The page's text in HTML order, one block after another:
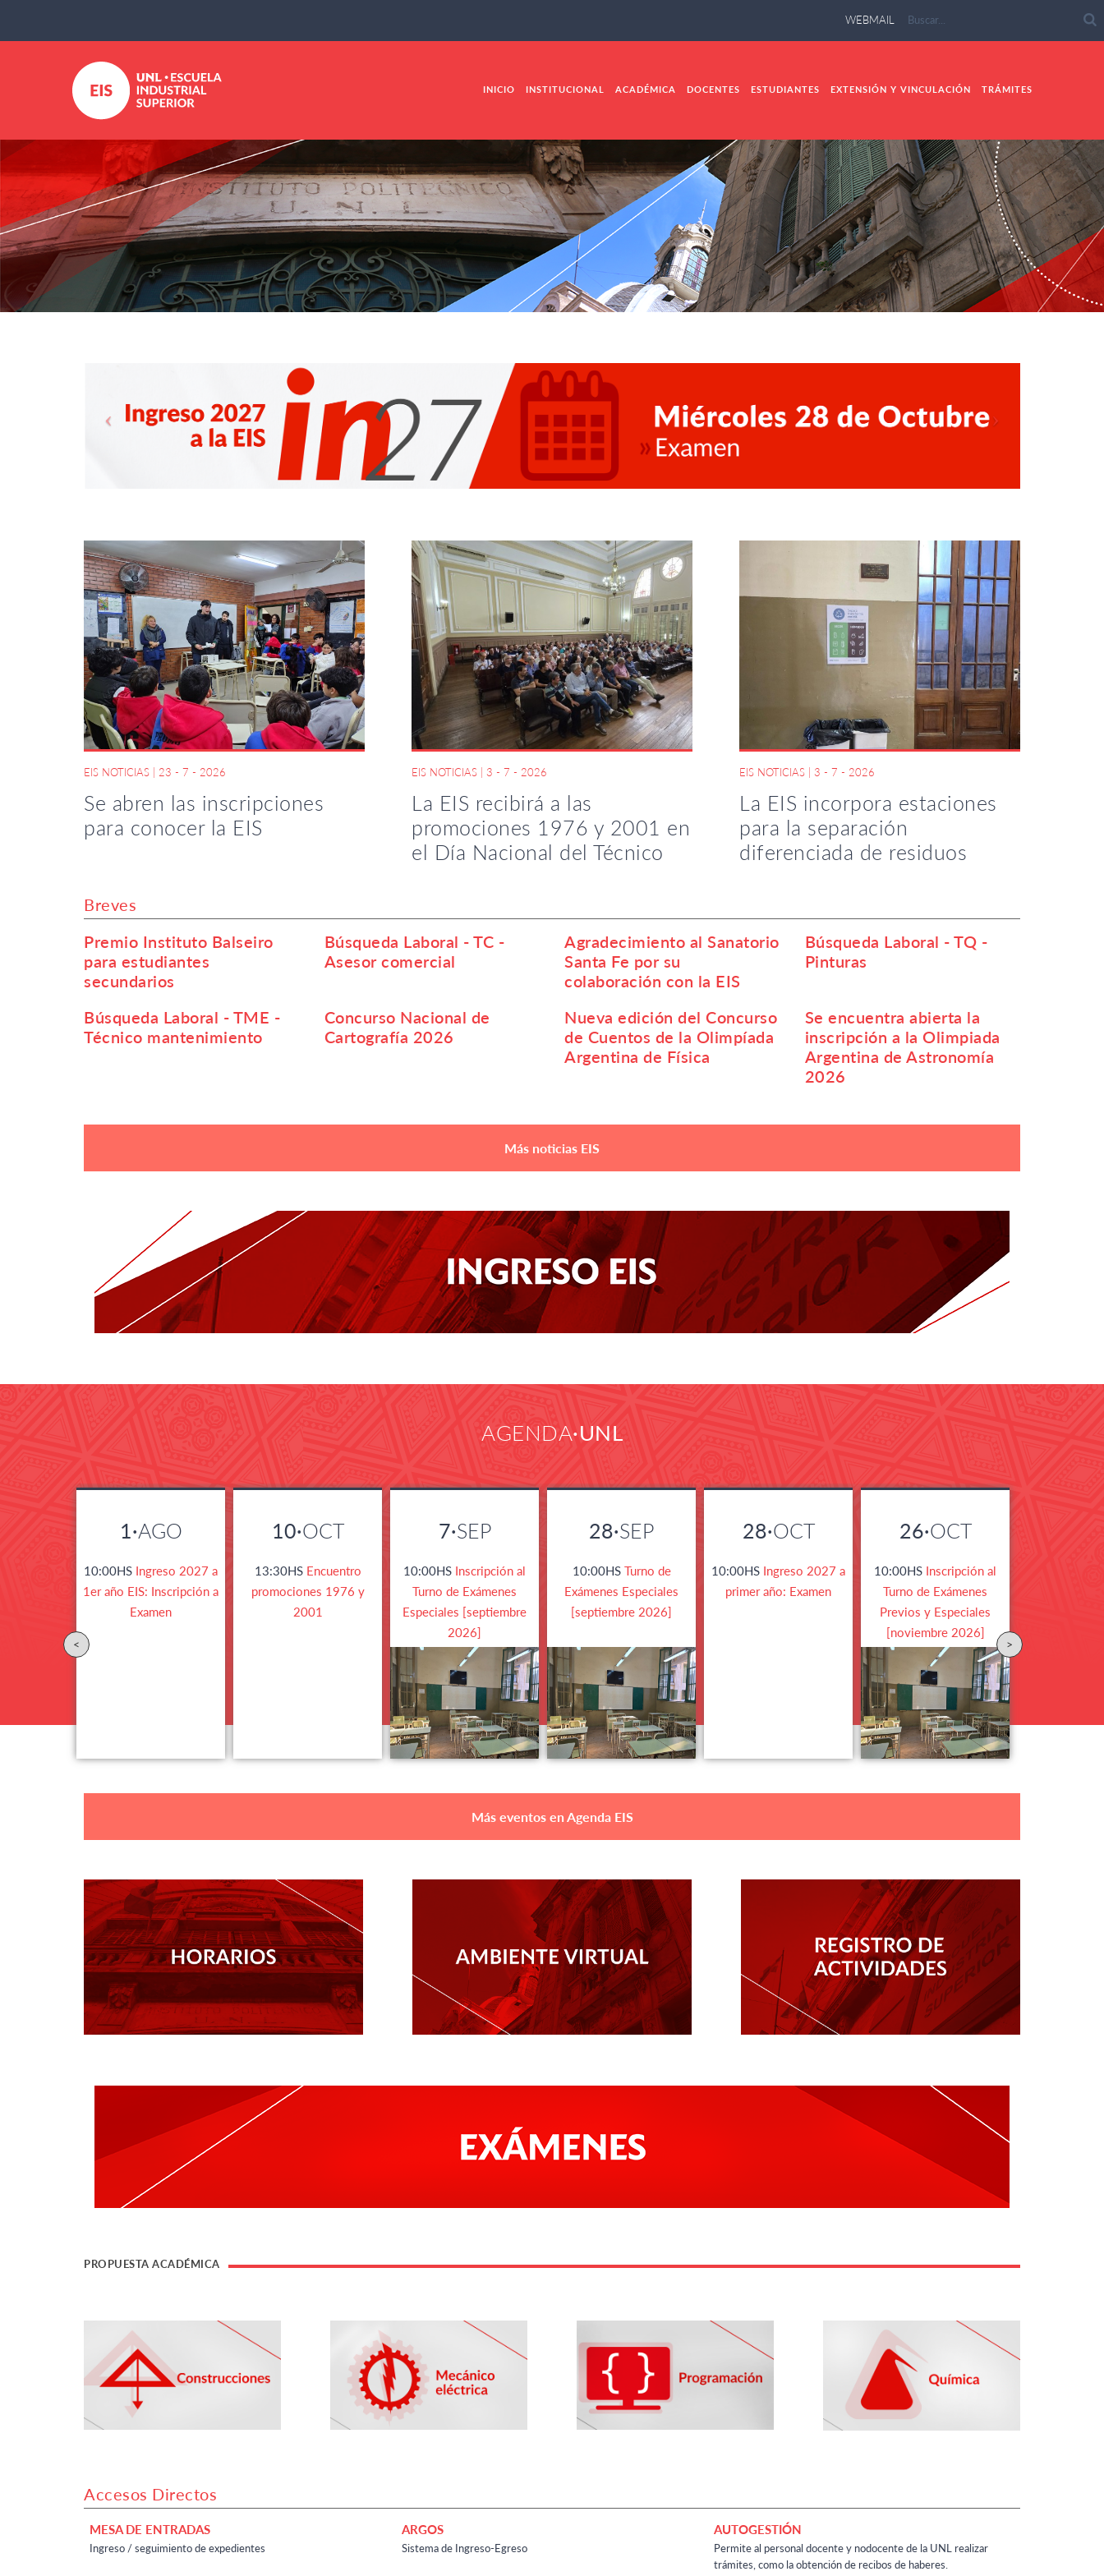
WEBMAIL
INICIO INSTITUCIONAL ACADÉMICA DOCENTES ESTUDIANTES EXTENSIÓN Y VINCULACIÓN TRÁMITES
EIS NOTICIAS 23 - 7 - 2026
Se abren las inscripciones
para conocer la EIS
EIS NOTICIAS 3 - 7 - 2026
La EIS recibirá a las
promociones 1976 y 2001 en
el Día Nacional del Técnico
EIS NOTICIAS 3 - 7 - 2026
La EIS incorpora estaciones
para la separación
diferenciada de residuos
Breves
Premio Instituto Balseiro
para estudiantes
secundarios
Búsqueda Laboral - TC -
Asesor comercial
Agradecimiento al Sanatorio
Santa Fe por su
colaboración con la EIS
Búsqueda Laboral - TQ -
Pinturas
Búsqueda Laboral - TME -
Técnico mantenimiento
Concurso Nacional de
Cartografía 2026
Nueva edición del Concurso
de Cuentos de la Olimpíada
Argentina de Física
Se encuentra abierta la
inscripción a la Olimpiada
Argentina de Astronomía
2026
Más noticias EIS
AGENDA UNL
<
1·AGO
10:00HS Ingreso 2027 a
1er año EIS: Inscripción a
Examen
10·OCT
13:30HS Encuentro
promociones 1976 y
2001
7·SEP
10:00HS Inscripción al
Turno de Exámenes
Especiales [septiembre
2026]
28·SEP
10:00HS Turno de
Exámenes Especiales
[septiembre 2026]
28·OCT
10:00HS Ingreso 2027 a
primer año: Examen
26·OCT
10:00HS Inscripción al
Turno de Exámenes
Previos y Especiales
[noviembre 2026]
>
Más eventos en Agenda EIS
PROPUESTA ACADÉMICA
Accesos Directos
MESA DE ENTRADAS
Ingreso / seguimiento de expedientes
ARGOS
Sistema de Ingreso-Egreso
AUTOGESTIÓN
Permite al personal docente y nodocente de la UNL realizar
trámites, como la obtención de recibos de haberes.